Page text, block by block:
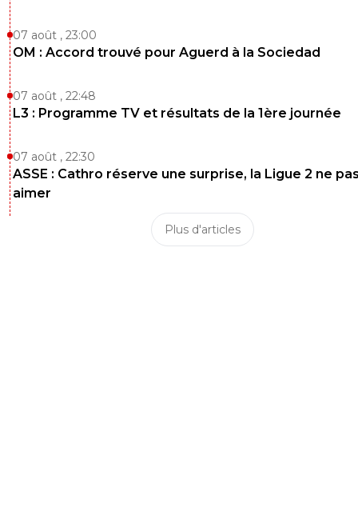
07 août , 23:00
OM : Accord trouvé pour Aguerd à la Sociedad
07 août , 22:48
L3 : Programme TV et résultats de la 1ère journée
07 août , 22:30
ASSE : Cathro réserve une surprise, la Ligue 2 ne
aimer
Plus d'articles